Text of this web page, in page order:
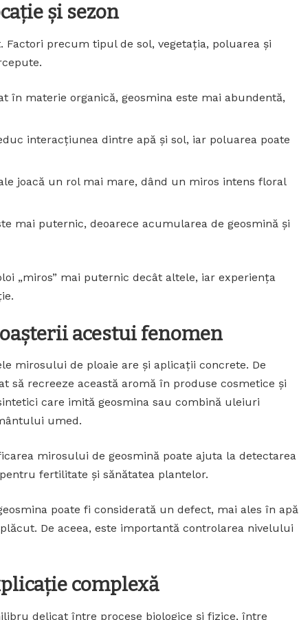
și sezon
precum tipul de sol, vegetația, poluarea și
în materie organică, geosmina este mai abundentă,
interacțiunea dintre apă și sol, iar poluarea poate
joacă un rol mai mare, dând un miros intens floral
mai puternic, deoarece acumularea de geosmină și
„miros” mai puternic decât altele, iar experiența
acestui fenomen
mirosului de ploaie are și aplicații concrete. De
recreeze această aromă în produse cosmetice și
care imită geosmina sau combină uleiuri
umed.
mirosului de geosmină poate ajuta la detectarea
fertilitate și sănătatea plantelor.
poate fi considerată un defect, mai ales în apă
De aceea, este importantă controlarea nivelului
complexă
delicat între procese biologice și fizice, între